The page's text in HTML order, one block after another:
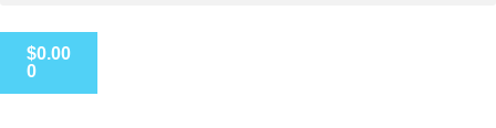
$0.00
0